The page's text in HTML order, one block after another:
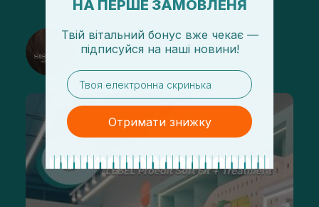
@sisters_stelmakh в Instagram
НА ПЕРШЕ ЗАМОВЛЕНЯ
Твій вітальний бонус вже чекає —
підписуйся на наші новини!
email
Отримати знижку